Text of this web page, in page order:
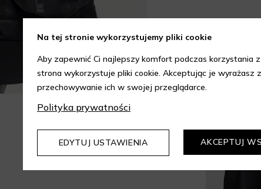
Na tej stronie wykorzystujemy pliki cookie
Aby zapewnić Ci najlepszy komfort podczas korzystania
strona wykorzystuje pliki cookie. Akceptując je wyrażasz
przechowywanie ich w swojej przeglądarce.
Polityka prywatności
EDYTUJ USTAWIENIA AKCEPTUJ